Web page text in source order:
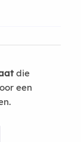
die
een